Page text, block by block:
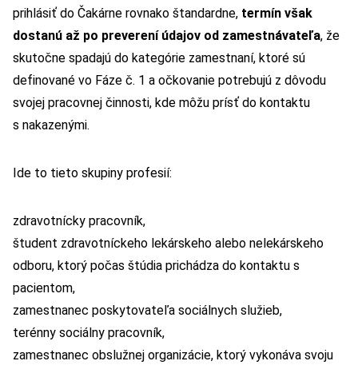
prihlásiť do Čakárne rovnako štandardne, termín však
dostanú až po preverení údajov od zamestnávateľa, že
skutočne spadajú do kategórie zamestnaní, ktoré sú
definované vo Fáze č. 1 a očkovanie potrebujú z dôvodu
svojej pracovnej činnosti, kde môžu prísť do kontaktu
s nakazenými.
Ide to tieto skupiny profesií:
zdravotnícky pracovník,
študent zdravotníckeho lekárskeho alebo nelekárskeho
odboru, ktorý počas štúdia prichádza do kontaktu s
pacientom,
zamestnanec poskytovateľa sociálnych služieb,
terénny sociálny pracovník,
zamestnanec obslužnej organizácie, ktorý vykonáva svoju